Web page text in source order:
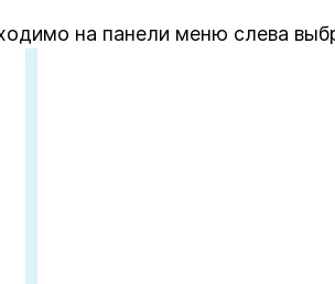
на панели меню слева